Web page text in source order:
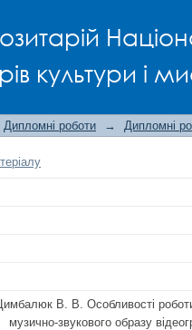
культури і
РОБОТИ
ВІДЕОГРИ
Дипломні роботи → Дипломні
В. В. Особливості
музично-звукового образу